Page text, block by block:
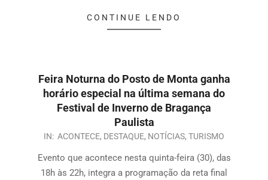
CONTINUE LENDO
Feira Noturna do Posto de Monta ganha
horário especial na última semana do
Festival de Inverno de Bragança
Paulista
IN: ACONTECE, DESTAQUE, NOTÍCIAS, TURISMO
Evento que acontece nesta quinta-feira (30), das
18h às 22h, integra a programação da reta final